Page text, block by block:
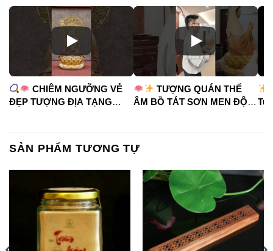
CHIÊM NGƯỠNG VẺ
ĐẸP TƯỢNG ĐỊA TẠNG
#tuongphat
#diatangvuongbotat
TƯỢNG QUÁN THẾ
ÂM BỒ TÁT SƠN MEN ĐỘ
SẢN PHẨM TƯƠNG TỰ